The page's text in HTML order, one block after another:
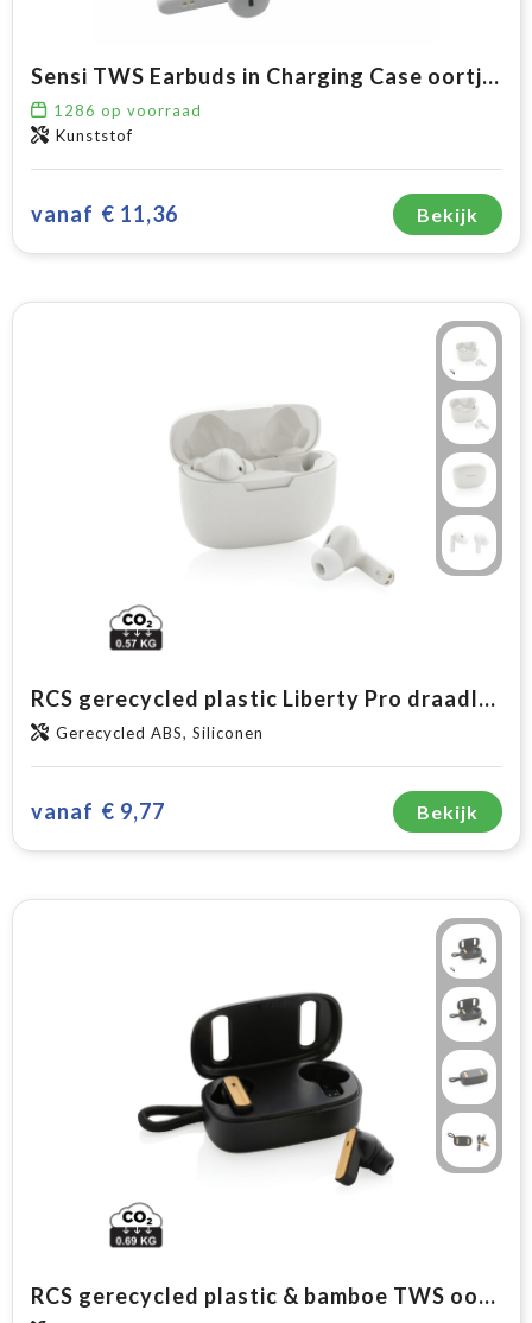
Sensi TWS Earbuds in Charging Case oortjes
1286 op voorraad
Kunststof
vanaf € 11,36 Bekijk
RCS gerecycled plastic Liberty Pro draadloze oordoppen
Gerecycled ABS, Siliconen
vanaf € 9,77 Bekijk
RCS gerecycled plastic & bamboe TWS oordoppen